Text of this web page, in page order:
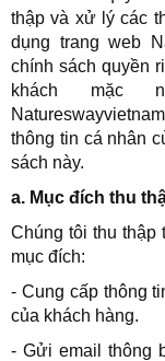
thập và xử lý các
dụng trang web
chính sách quyền
khách mặc
thông tin cá nhân
sách này.
a. Mục đích thu
Chúng tôi thu thập
mục đích:
- Cung cấp thông
của khách hàng.
- Gửi email thông